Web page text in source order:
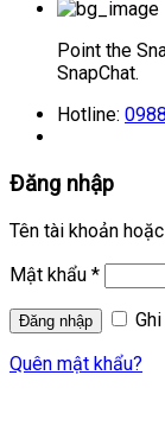
Point the
SnapChat.
Hotline:
Đăng nhập
Tên tài khoản
Mật khẩu *
Quên mật khẩu?